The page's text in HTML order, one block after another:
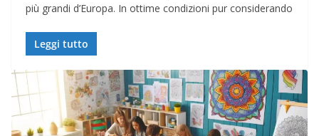
più grandi d’Europa. In ottime condizioni pur considerando
Leggi tutto